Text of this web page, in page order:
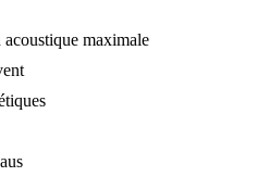
maximale